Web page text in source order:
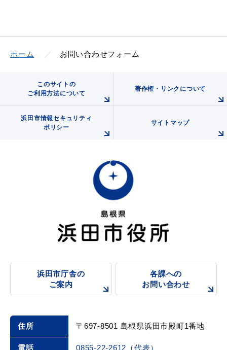
ホーム お問い合わせフォーム
このサイトの
ご利用方法について
著作権・リンクについて
浜田市情報セキュリティ
ポリシー
サイトマップ
浜田市庁舎の
ご案内
各課への
お問い合わせ
住所 〒697-8501 島根県浜田市殿町1番地
電話 0855-22-2612（代表）